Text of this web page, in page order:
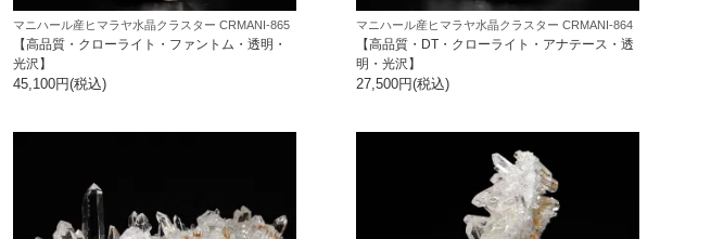
マニハール産ヒマラヤ水晶クラスター CRMANI-865
【高品質・クローライト・ファントム・透明・
光沢】
45,100円(税込)
マニハール産ヒマラヤ水晶クラスター CRMANI-864
【高品質・DT・クローライト・アナテース・透
明・光沢】
27,500円(税込)